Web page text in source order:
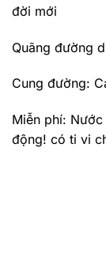
đời mới
Quãng đường
Cung đường:
Miễn phí:
động! có ti vi